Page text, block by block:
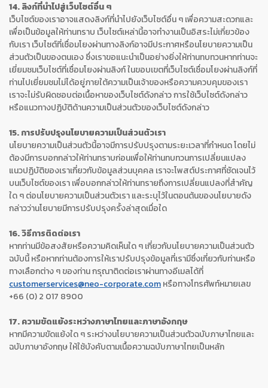
14. ลิงก์ที่นำไปสู่เว็บไซต์อื่น ๆ
เว็บไซต์ของเราอาจแสดงลิงก์ที่นำไปยังเว็บไซต์อื่น ๆ เพื่อความสะดวกและ
เพื่อเป็นข้อมูลให้ท่านทราบ เว็บไซต์เหล่านี้อาจทำงานเป็นอิสระไม่เกี่ยวข้อง
กับเรา เว็บไซต์ที่เชื่อมโยงผ่านทางลิงก์อาจมีประกาศหรือนโยบายความเป็น
ส่วนตัวเป็นของตนเอง ซึ่งเราขอแนะนำเป็นอย่างยิ่งให้ท่านทบทวนหากท่านจะ
เยี่ยมชมเว็บไซต์ที่เชื่อมโยงผ่านลิงก์ ในขอบเขตที่เว็บไซต์เชื่อมโยงผ่านลิงก์ที่
ท่านไปเยี่ยมชมไม่ได้อยู่ภายใต้ความเป็นเจ้าของหรือความควบคุมของเรา
เราจะไม่รับผิดชอบต่อเนื้อหาของเว็บไซต์ดังกล่าว การใช้เว็บไซต์ดังกล่าว
หรือแนวทางปฏิบัติด้านความเป็นส่วนตัวของเว็บไซต์ดังกล่าว
15. การปรับปรุงนโยบายความเป็นส่วนตัวเรา
นโยบายความเป็นส่วนตัวนี้อาจมีการปรับปรุงตามระยะเวลาที่กำหนด โดยไม่
ต้องมีการบอกกล่าวให้ท่านทราบก่อนเพื่อให้ท่านทบทวนการเปลี่ยนแปลง
แนวปฏิบัติของเราเกี่ยวกับข้อมูลส่วนบุคคล เราจะโพสต์ประกาศที่ชัดเจนไว้
บนเว็บไซต์ของเรา เพื่อบอกกล่าวให้ท่านทรายถึงการเปลี่ยนแปลงที่สำคัญ
ใด ๆ ต่อนโยบายความเป็นส่วนตัวเรา และระบุไว้ในตอนต้นของนโยบายดัง
กล่าวว่านโยบายมีการปรับปรุงครั้งล่าสุดเมื่อใด
16. วิธีการติดต่อเรา
หากท่านมีข้อสงสัยหรือความคิดเห็นใด ๆ เกี่ยวกับนโยบายความเป็นส่วนตัว
ฉบับนี้ หรือหากท่านต้องการให้เราปรับปรุงข้อมูลที่เรามีซึ่งเกี่ยวกับท่านหรือ
ทางเลือกต่าง ๆ ของท่าน กรุณาติดต่อเราผ่านทางอีเมลได้ที่
customerservices@neo-corporate.comหรือทางโทรศัพท์หมายเลข
+66 (0) 2 017 8900
17. ความขัดแย้งระหว่างภาษาไทยและภาษาอังกฤษ
หากมีความขัดแย้งใด ๆ ระหว่างนโยบายความเป็นส่วนตัวฉบับภาษาไทยและ
ฉบับภาษาอังกฤษ ให้ใช้บังคับตามเนื้อความฉบับภาษาไทยเป็นหลัก